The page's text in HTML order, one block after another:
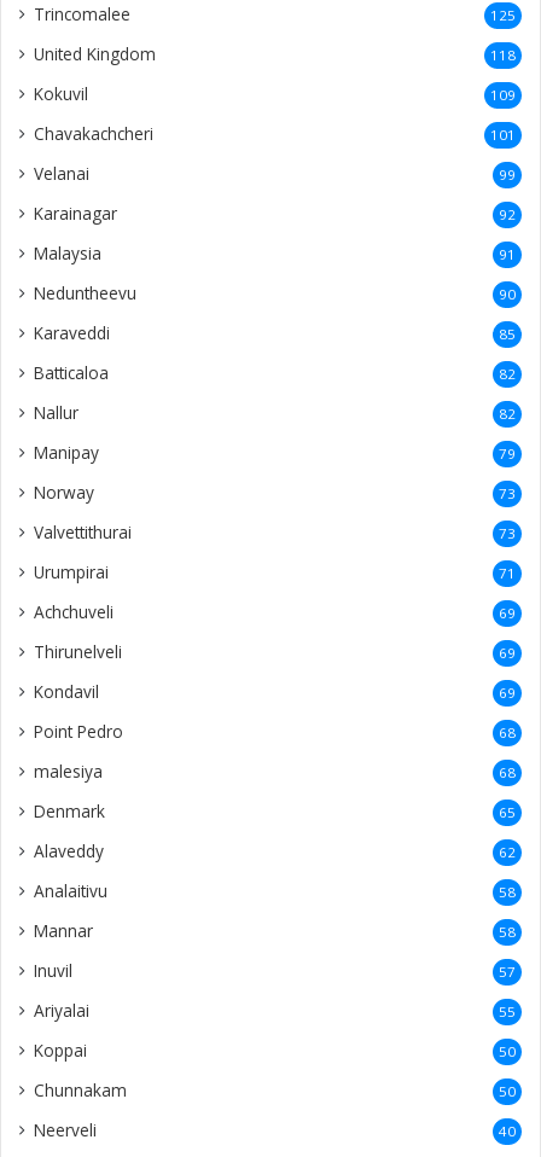
Trincomalee 125
United Kingdom 118
Kokuvil 109
Chavakachcheri 101
Velanai 99
Karainagar 92
Malaysia 91
Neduntheevu 90
Karaveddi 85
Batticaloa 82
Nallur 82
Manipay 79
Norway 73
Valvettithurai 73
Urumpirai 71
Achchuveli 69
Thirunelveli 69
Kondavil 69
Point Pedro 68
malesiya 68
Denmark 65
Alaveddy 62
Analaitivu 58
Mannar 58
Inuvil 57
Ariyalai 55
Koppai 50
Chunnakam 50
Neerveli 40